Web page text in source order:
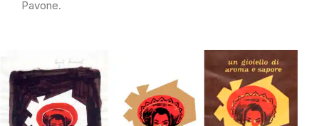
Pavone.